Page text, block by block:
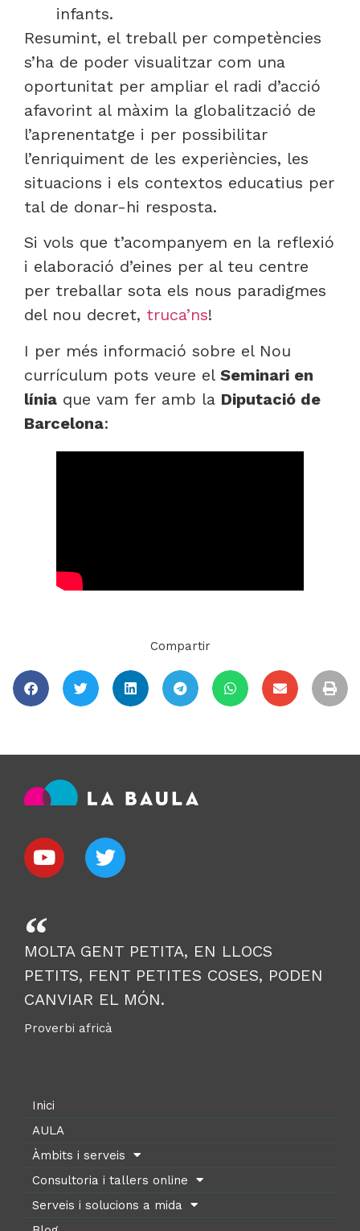
infants.
Resumint, el treball per competències
s’ha de poder visualitzar com una
oportunitat per ampliar el radi d’acció
afavorint al màxim la globalització de
l’aprenentatge i per possibilitar
l’enriquiment de les experiències, les
situacions i els contextos educatius per
tal de donar-hi resposta.
Si vols que t’acompanyem en la reflexió
i elaboració d’eines per al teu centre
per treballar sota els nous paradigmes
del nou decret, truca’ns!
I per més informació sobre el Nou
currículum pots veure el Seminari en
línia que vam fer amb la Diputació de
Barcelona:
Compartir
MOLTA GENT PETITA, EN LLOCS
PETITS, FENT PETITES COSES, PODEN
CANVIAR EL MÓN.
Proverbi africà
Inici
AULA
Àmbits i serveis
Consultoria i tallers online
Serveis i solucions a mida